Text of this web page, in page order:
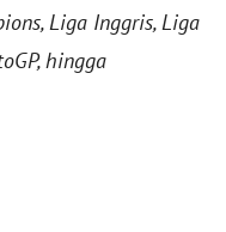
Liga Inggris, Liga
hingga